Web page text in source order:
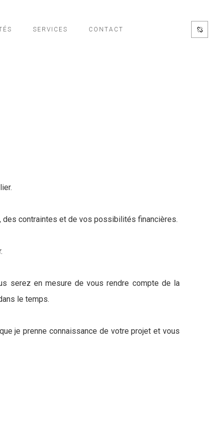
SERVICES CONTACT
contraintes et de vos possibilités financières.
serez en mesure de vous rendre compte de la
le temps.
je prenne connaissance de votre projet et vous